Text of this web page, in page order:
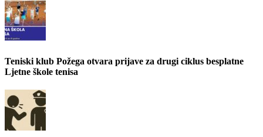
Teniski klub Požega otvara prijave za drugi ciklus besplatne
Ljetne škole tenisa